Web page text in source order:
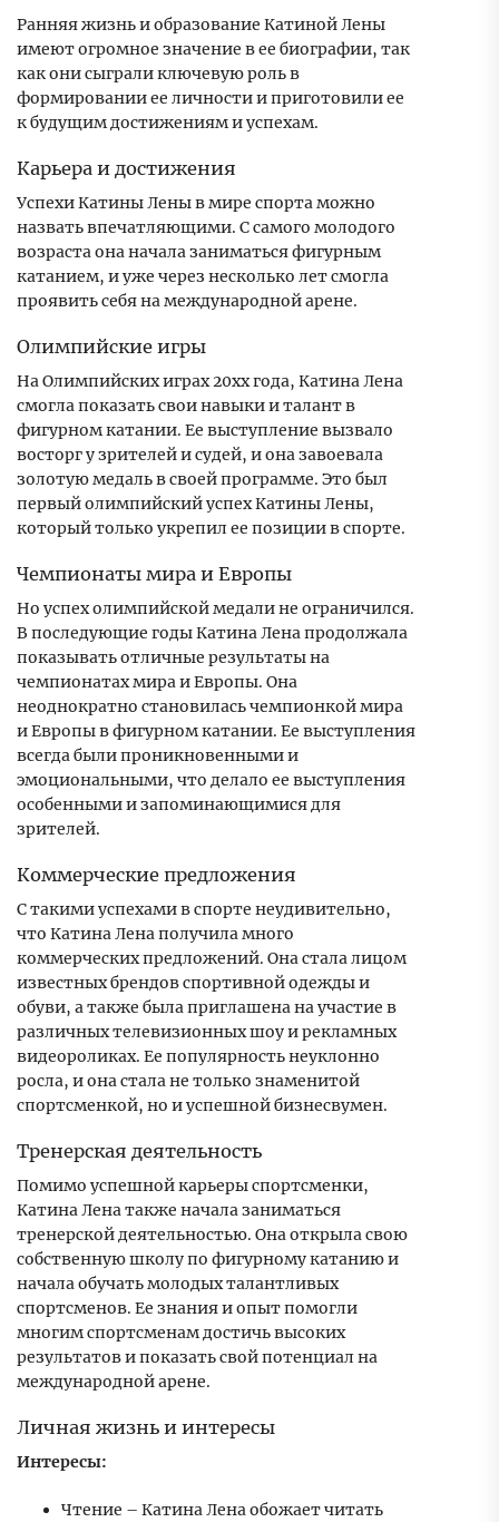
Ранняя жизнь и образование Катиной Лены
имеют огромное значение в ее биографии, так
как они сыграли ключевую роль в
формировании ее личности и приготовили ее
к будущим достижениям и успехам.
Карьера и достижения
Успехи Катины Лены в мире спорта можно
назвать впечатляющими. С самого молодого
возраста она начала заниматься фигурным
катанием, и уже через несколько лет смогла
проявить себя на международной арене.
Олимпийские игры
На Олимпийских играх 20xx года, Катина Лена
смогла показать свои навыки и талант в
фигурном катании. Ее выступление вызвало
восторг у зрителей и судей, и она завоевала
золотую медаль в своей программе. Это был
первый олимпийский успех Катины Лены,
который только укрепил ее позиции в спорте.
Чемпионаты мира и Европы
Но успех олимпийской медали не ограничился.
В последующие годы Катина Лена продолжала
показывать отличные результаты на
чемпионатах мира и Европы. Она
неоднократно становилась чемпионкой мира
и Европы в фигурном катании. Ее выступления
всегда были проникновенными и
эмоциональными, что делало ее выступления
особенными и запоминающимися для
зрителей.
Коммерческие предложения
С такими успехами в спорте неудивительно,
что Катина Лена получила много
коммерческих предложений. Она стала лицом
известных брендов спортивной одежды и
обуви, а также была приглашена на участие в
различных телевизионных шоу и рекламных
видеороликах. Ее популярность неуклонно
росла, и она стала не только знаменитой
спортсменкой, но и успешной бизнесвумен.
Тренерская деятельность
Помимо успешной карьеры спортсменки,
Катина Лена также начала заниматься
тренерской деятельностью. Она открыла свою
собственную школу по фигурному катанию и
начала обучать молодых талантливых
спортсменов. Ее знания и опыт помогли
многим спортсменам достичь высоких
результатов и показать свой потенциал на
международной арене.
Личная жизнь и интересы
Интересы:
Чтение – Катина Лена обожает читать